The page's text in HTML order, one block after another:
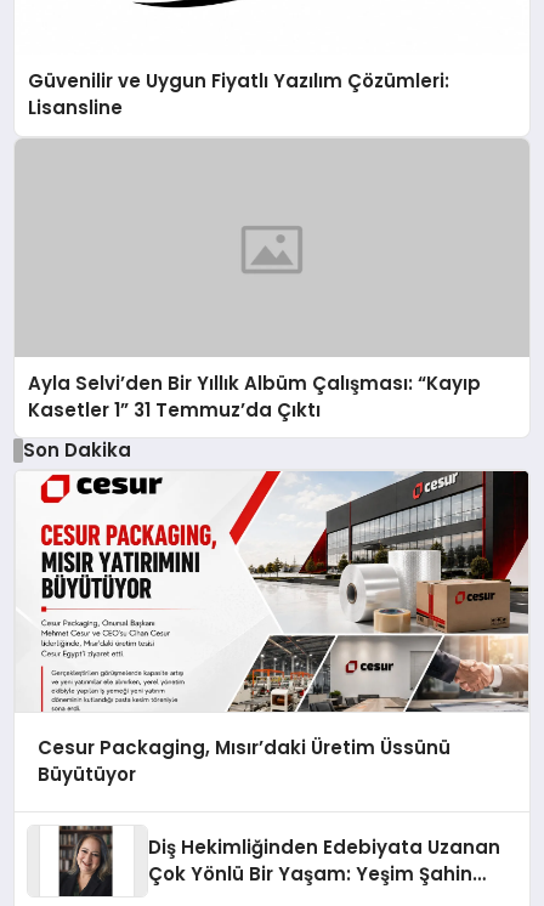
Güvenilir ve Uygun Fiyatlı Yazılım Çözümleri:
Lisansline
Ayla Selvi’den Bir Yıllık Albüm Çalışması: “Kayıp
Kasetler 1” 31 Temmuz’da Çıktı
Son Dakika
Cesur Packaging, Mısır’daki Üretim Üssünü
Büyütüyor
Diş Hekimliğinden Edebiyata Uzanan
Çok Yönlü Bir Yaşam: Yeşim Şahin